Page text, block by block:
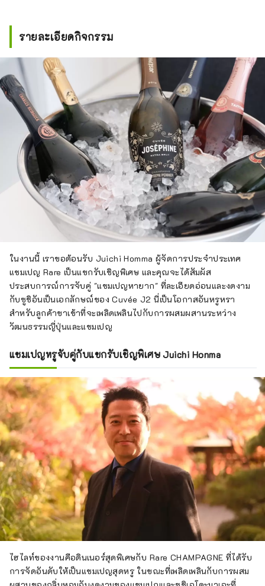
รายละเอียดกิจกรรม
ในงานนี้ เราขอต้อนรับ Juichi Homma ผู้จัดการประจำประเทศ
แชมเปญ Rare เป็นแขกรับเชิญพิเศษ และคุณจะได้สัมผัส
ประสบการณ์การจับคู่ "แชมเปญหายาก" ที่ละเอียดอ่อนและงดงาม
กับซูชิอันเป็นเอกลักษณ์ของ Cuvée J2 นี่เป็นโอกาสอันหรูหรา
สำหรับลูกค้าขาเข้าที่จะเพลิดเพลินไปกับการผสมผสานระหว่าง
วัฒนธรรมญี่ปุ่นและแชมเปญ
แชมเปญหรูจับคู่กับแขกรับเชิญพิเศษ Juichi Honma
ไฮไลท์ของงานคือดินเนอร์สุดพิเศษกับ Rare CHAMPAGNE ที่ได้รับ
การจัดอันดับให้เป็นแชมเปญสุดหรู ในขณะที่เพลิดเพลินกับการผสม